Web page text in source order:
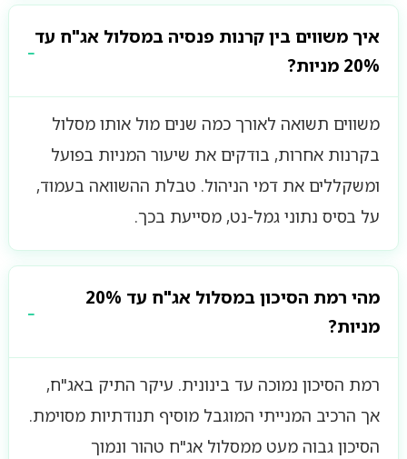
איך משווים בין קרנות פנסיה במסלול אג"ח עד
20% מניות?
משווים תשואה לאורך כמה שנים מול אותו מסלול
בקרנות אחרות, בודקים את שיעור המניות בפועל
ומשקללים את דמי הניהול. טבלת ההשוואה בעמוד,
על בסיס נתוני גמל-נט, מסייעת בכך.
מהי רמת הסיכון במסלול אג"ח עד 20%
מניות?
רמת הסיכון נמוכה עד בינונית. עיקר התיק באג"ח,
אך הרכיב המנייתי המוגבל מוסיף תנודתיות מסוימת.
הסיכון גבוה מעט ממסלול אג"ח טהור ונמוך